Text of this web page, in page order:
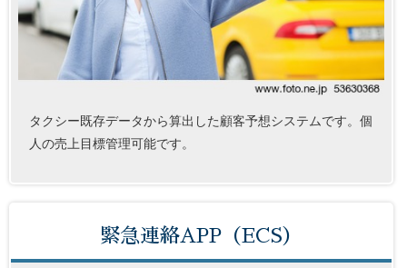
タクシー既存データから算出した顧客予想システムです。個
人の売上目標管理可能です。
緊急連絡APP（ECS）